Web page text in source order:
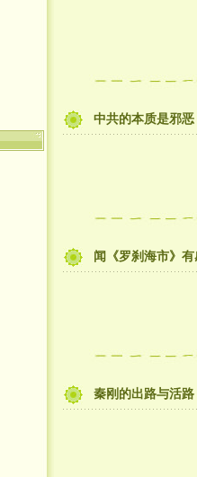
中共的本质是邪恶
闻《罗刹海市》有
秦刚的出路与活路